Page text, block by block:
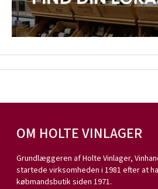
OM HOLTE VINLAGER
Grundlæggeren af Holte Vinlager,
startede virksomheden i 1981 efter at
købmandsbutik siden 1971.